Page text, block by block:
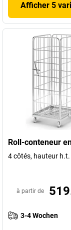
Afficher 5
Roll-conteneur
4 côtés, hauteur
à partir de
3-4 Wochen